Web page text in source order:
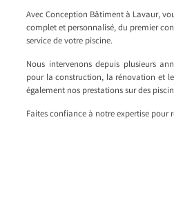
Avec Conception Bâtiment à Lavaur,
complet et personnalisé, du premier
service de votre piscine.
Nous intervenons depuis plusieurs
pour la construction, la rénovation et
également nos prestations sur des
Faites confiance à notre expertise pour